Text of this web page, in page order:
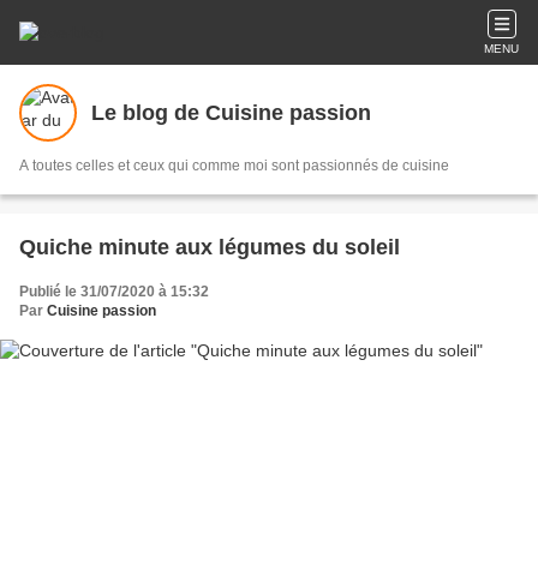
MENU
Le blog de Cuisine passion
A toutes celles et ceux qui comme moi sont passionnés de cuisine
Quiche minute aux légumes du soleil
Publié le 31/07/2020 à 15:32
Par Cuisine passion